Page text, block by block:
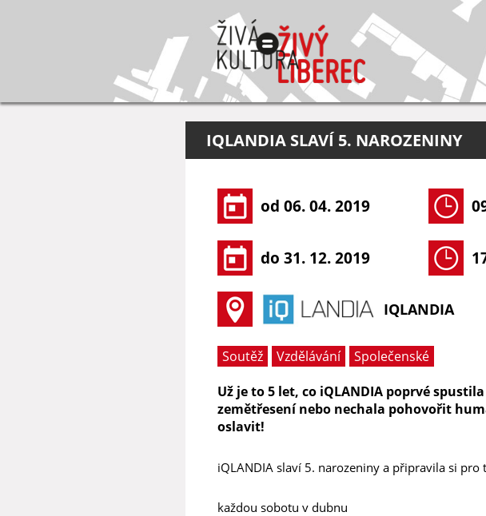
IQLANDIA SLAVÍ 5. NAROZENINY
od 06. 04. 2019
do 31. 12. 2019
IQLANDIA
Soutěž Vzdělávání
Společenské
Už je to 5 let, co iQLANDIA poprvé
zemětřesení nebo nechala pohovořit
oslavit!
iQLANDIA slaví 5. narozeniny a připravila si pro
každou sobotu v dubnu